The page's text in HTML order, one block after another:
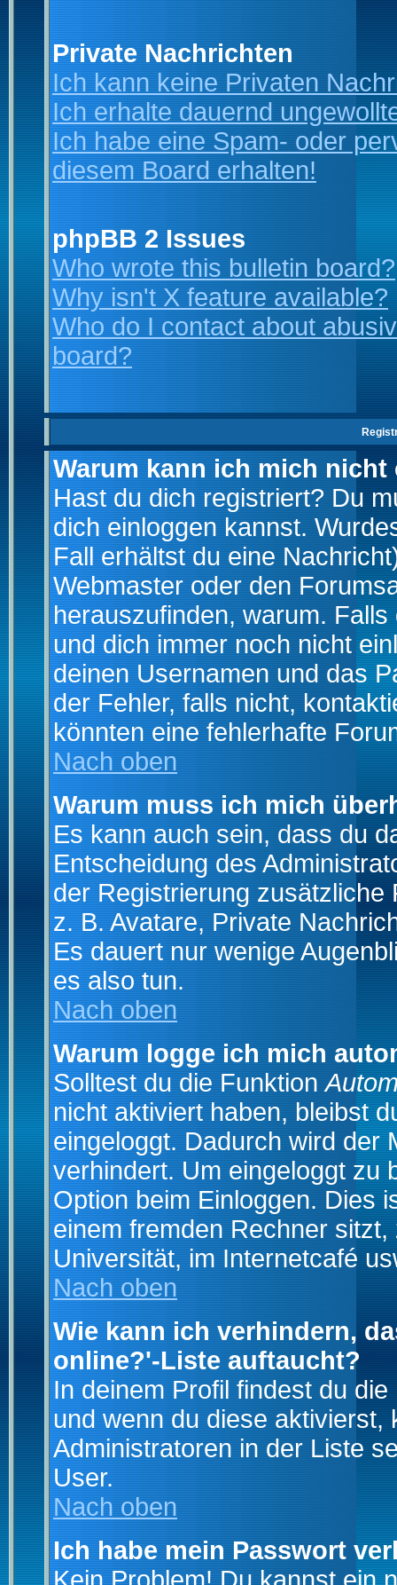
Private Nachrichten
Ich kann keine Privaten
Ich erhalte dauernd
Ich habe eine Spam- oder
diesem Board erhalten!
phpBB 2 Issues
Who wrote this bulletin board?
Why isn't X feature available?
Who do I contact about
board?
Warum kann ich mich nicht
Hast du dich registriert? Du
dich einloggen kannst.
Fall erhältst du eine
Webmaster oder den
herauszufinden, warum.
und dich immer noch nicht
deinen Usernamen und das
der Fehler, falls nicht,
könnten eine fehlerhafte
Nach oben
Warum muss ich mich
Es kann auch sein, dass du
Entscheidung des
der Registrierung
z. B. Avatare, Private
Es dauert nur wenige
es also tun.
Nach oben
Warum logge ich mich
Solltest du die Funktion
nicht aktiviert haben, bleibst
eingeloggt. Dadurch wird der
verhindert. Um eingeloggt zu
Option beim Einloggen. Dies
einem fremden Rechner
Universität, im Internetcafé
Nach oben
Wie kann ich verhindern,
online?'-Liste auftaucht?
In deinem Profil findest du
und wenn du diese aktivierst,
Administratoren in der Liste
User.
Nach oben
Ich habe mein Passwort